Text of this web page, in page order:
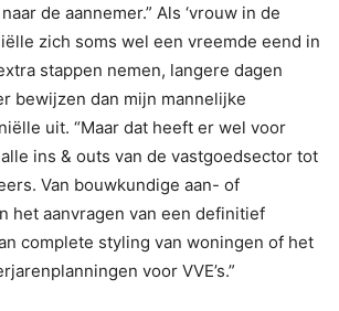
de aannemer.” Als ‘vrouw in de
zich soms wel een vreemde eend in
stappen nemen, langere dagen
bewijzen dan mijn mannelijke
uit. “Maar dat heeft er wel voor
ins & outs van de vastgoedsector tot
Van bouwkundige aan- of
het aanvragen van een definitief
complete styling van woningen of het
voor VVE’s.”